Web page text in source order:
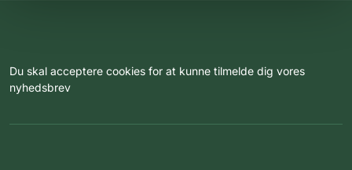
Du skal acceptere cookies for at kunne tilmelde dig vores
nyhedsbrev